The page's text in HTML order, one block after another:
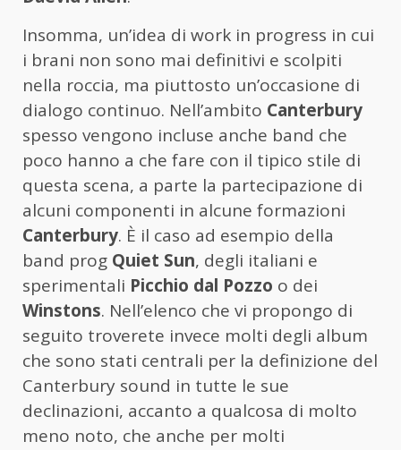
Insomma, un’idea di work in progress in cui
i brani non sono mai definitivi e scolpiti
nella roccia, ma piuttosto un’occasione di
dialogo continuo. Nell’ambito Canterbury
spesso vengono incluse anche band che
poco hanno a che fare con il tipico stile di
questa scena, a parte la partecipazione di
alcuni componenti in alcune formazioni
Canterbury. È il caso ad esempio della
band prog Quiet Sun, degli italiani e
sperimentali Picchio dal Pozzo o dei
Winstons. Nell’elenco che vi propongo di
seguito troverete invece molti degli album
che sono stati centrali per la definizione del
Canterbury sound in tutte le sue
declinazioni, accanto a qualcosa di molto
meno noto, che anche per molti